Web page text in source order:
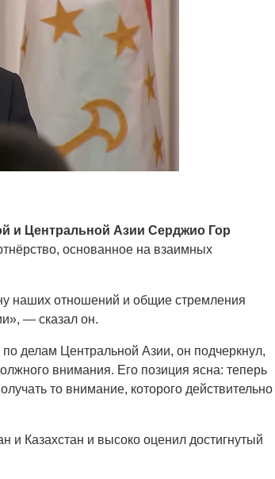
и Центральной Азии Серджио Гор
основанное на взаимных
наших отношений и общие стремления
— сказал он.
делам Центральной Азии, он подчеркнул,
внимания. Его позиция ясна: теперь
то внимание, которого действительно
и Казахстан и высоко оценил достигнутый